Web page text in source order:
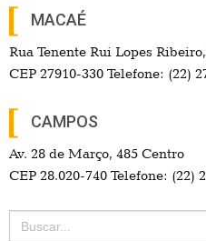
MACAÉ
Rua Tenente Rui Lopes
CEP 27910-330 Telefone: (22)
CAMPOS
Av. 28 de Março, 485 Centro
CEP 28.020-740 Telefone: (22)
Search
for: